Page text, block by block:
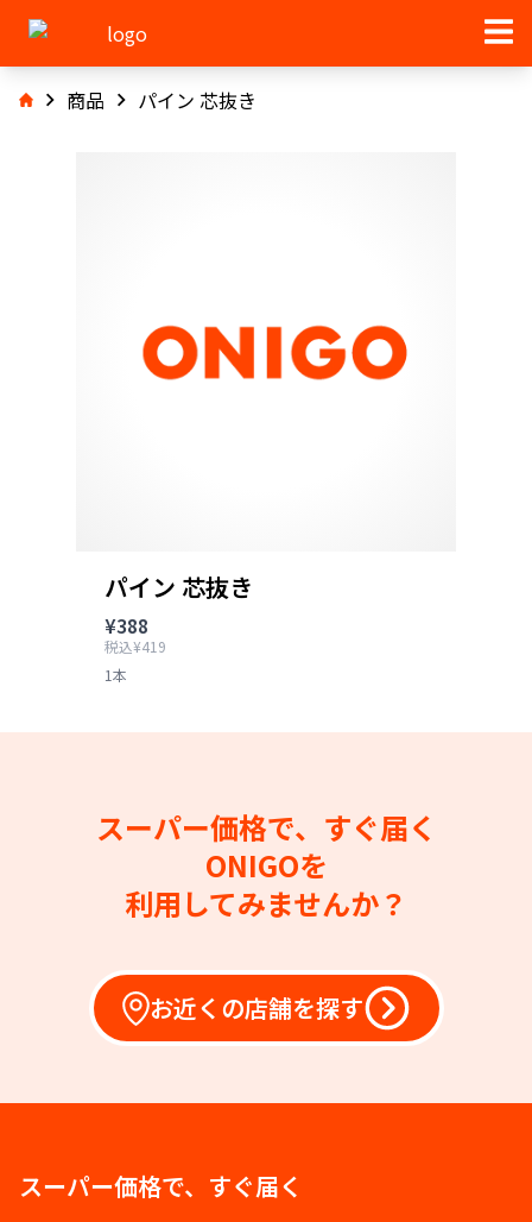
商品 パイン 芯抜き
パイン 芯抜き
¥388
税込¥419
1本
スーパー価格で、すぐ届く
ONIGOを
利用してみませんか？
お近くの店舗を探す
スーパー価格で、すぐ届く